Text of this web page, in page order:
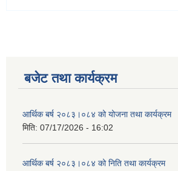
बजेट तथा कार्यक्रम
आर्थिक बर्ष २०८३।०८४ को योजना तथा कार्यक्रम
मिति: 07/17/2026 - 16:02
आर्थिक बर्ष २०८३।०८४ को निति तथा कार्यक्रम